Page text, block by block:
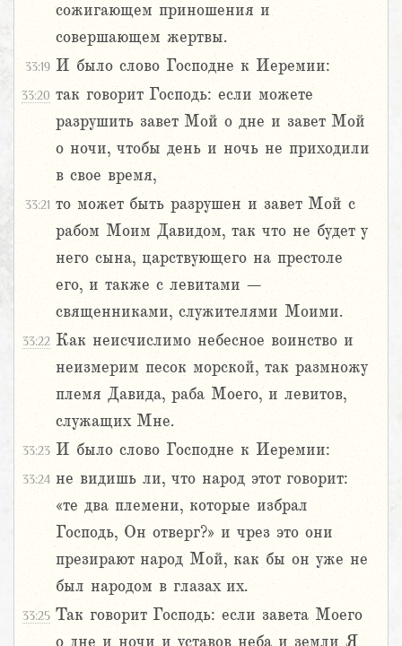
сожигающем приношения и
совершающем жертвы.
33:19 И было слово Господне к Иеремии:
33:20 так говорит Господь: если можете
разрушить завет Мой о дне и завет Мой
о ночи, чтобы день и ночь не приходили
в свое время,
33:21 то может быть разрушен и завет Мой с
рабом Моим Давидом, так что не будет у
него сына, царствующего на престоле
его, и также с левитами –
священниками, служителями Моими.
33:22 Как неисчислимо небесное воинство и
неизмерим песок морской, так размножу
племя Давида, раба Моего, и левитов,
служащих Мне.
33:23 И было слово Господне к Иеремии:
33:24 не видишь ли, что народ этот говорит:
«те два племени, которые избрал
Господь, Он отверг?» и чрез это они
презирают народ Мой, как бы он уже не
был народом в глазах их.
33:25 Так говорит Господь: если завета Моего
о дне и ночи и уставов неба и земли Я